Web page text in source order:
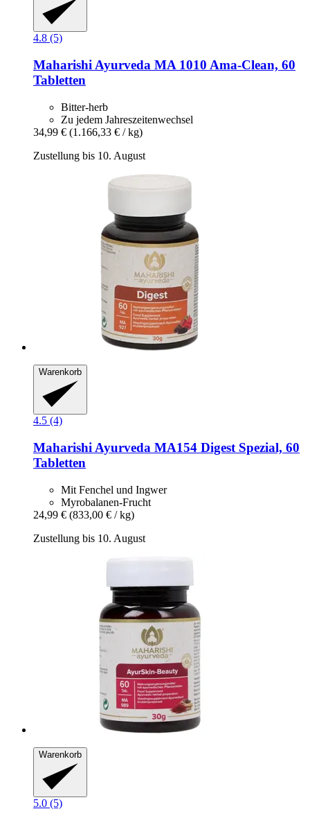
4.8 (5)
Maharishi Ayurveda MA 1010 Ama-​Clean, 60
Tabletten
Bitter-herb
Zu jedem Jahreszeitenwechsel
34,99 € (1.166,33 € / kg)
Zustellung bis 10. August
Warenkorb
4.5 (4)
Maharishi Ayurveda MA154 Digest Spezial, 60
Tabletten
Mit Fenchel und Ingwer
Myrobalanen-Frucht
24,99 € (833,00 € / kg)
Zustellung bis 10. August
Warenkorb
5.0 (5)